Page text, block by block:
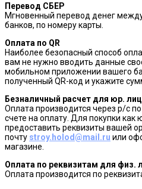
Перевод СБЕР
Мгновенный перевод денег
банков, по номеру карты.
Оплата по QR
Наиболее безопасный способ
вам не нужно вводить данные
мобильном приложении вашего
полученный QR-код и укажите
Безналичный расчет для юр.
Оплата производится через р/с
счете на оплату. Для покупки
предоставить реквизиты вашей
почту stroy.holod@mail.ru или
магазине.
Оплата по реквизитам для физ.
Оплата производится по